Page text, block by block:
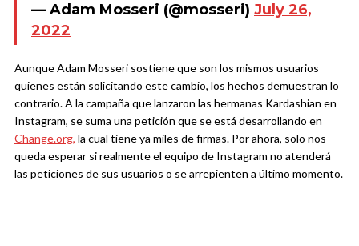
— Adam Mosseri (@mosseri) July 26,
2022
Aunque Adam Mosseri sostiene que son los mismos usuarios
quienes están solicitando este cambio, los hechos demuestran lo
contrario. A la campaña que lanzaron las hermanas Kardashian en
Instagram, se suma una petición que se está desarrollando en
Change.org, la cual tiene ya miles de firmas. Por ahora, solo nos
queda esperar si realmente el equipo de Instagram no atenderá
las peticiones de sus usuarios o se arrepienten a último momento.